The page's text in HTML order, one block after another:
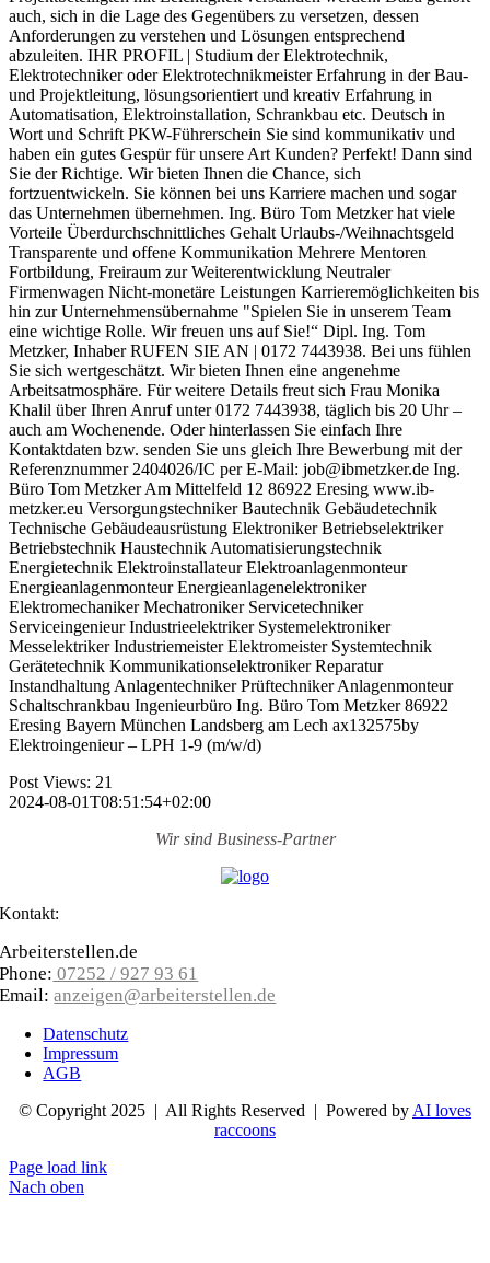
auch, sich in die Lage des Gegenübers zu versetzen, dessen
Anforderungen zu verstehen und Lösungen entsprechend
abzuleiten. IHR PROFIL | Studium der Elektrotechnik,
Elektrotechniker oder Elektrotechnikmeister Erfahrung in der Bau-
und Projektleitung, lösungsorientiert und kreativ Erfahrung in
Automatisation, Elektroinstallation, Schrankbau etc. Deutsch in
Wort und Schrift PKW-Führerschein Sie sind kommunikativ und
haben ein gutes Gespür für unsere Art Kunden? Perfekt! Dann sind
Sie der Richtige. Wir bieten Ihnen die Chance, sich
fortzuentwickeln. Sie können bei uns Karriere machen und sogar
das Unternehmen übernehmen. Ing. Büro Tom Metzker hat viele
Vorteile Überdurchschnittliches Gehalt Urlaubs-/Weihnachtsgeld
Transparente und offene Kommunikation Mehrere Mentoren
Fortbildung, Freiraum zur Weiterentwicklung Neutraler
Firmenwagen Nicht-monetäre Leistungen Karrieremöglichkeiten bis
hin zur Unternehmensübernahme "Spielen Sie in unserem Team
eine wichtige Rolle. Wir freuen uns auf Sie!“ Dipl. Ing. Tom
Metzker, Inhaber RUFEN SIE AN | 0172 7443938. Bei uns fühlen
Sie sich wertgeschätzt. Wir bieten Ihnen eine angenehme
Arbeitsatmosphäre. Für weitere Details freut sich Frau Monika
Khalil über Ihren Anruf unter 0172 7443938, täglich bis 20 Uhr –
auch am Wochenende. Oder hinterlassen Sie einfach Ihre
Kontaktdaten bzw. senden Sie uns gleich Ihre Bewerbung mit der
Referenznummer 2404026/IC per E-Mail: job@ibmetzker.de Ing.
Büro Tom Metzker Am Mittelfeld 12 86922 Eresing www.ib-
metzker.eu Versorgungstechniker Bautechnik Gebäudetechnik
Technische Gebäudeausrüstung Elektroniker Betriebselektriker
Betriebstechnik Haustechnik Automatisierungstechnik
Energietechnik Elektroinstallateur Elektroanlagenmonteur
Energieanlagenmonteur Energieanlagenelektroniker
Elektromechaniker Mechatroniker Servicetechniker
Serviceingenieur Industrieelektriker Systemelektroniker
Messelektriker Industriemeister Elektromeister Systemtechnik
Gerätetechnik Kommunikationselektroniker Reparatur
Instandhaltung Anlagentechniker Prüftechniker Anlagenmonteur
Schaltschrankbau Ingenieurbüro Ing. Büro Tom Metzker 86922
Eresing Bayern München Landsberg am Lech ax132575by
Elektroingenieur – LPH 1-9 (m/w/d)
Post Views: 21
2024-08-01T08:51:54+02:00
Wir sind Business-Partner
Kontakt:
Arbeiterstellen.de
Phone: 07252 / 927 93 61
Email:anzeigen@arbeiterstellen.de
Datenschutz
Impressum
AGB
© Copyright 2025 | All Rights Reserved | Powered by AI loves
raccoons
Page load link
Nach oben